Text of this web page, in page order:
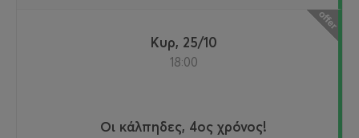
Κυρ, 25/10
18:00
Οι κάλπηδες, 4ος χρόνος!